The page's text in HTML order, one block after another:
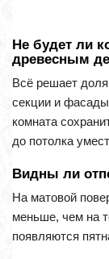
Не будет ли
древесным
Всё решает
секции и
комната
до потолка
Видны ли
На матовой
меньше, чем на
появляются